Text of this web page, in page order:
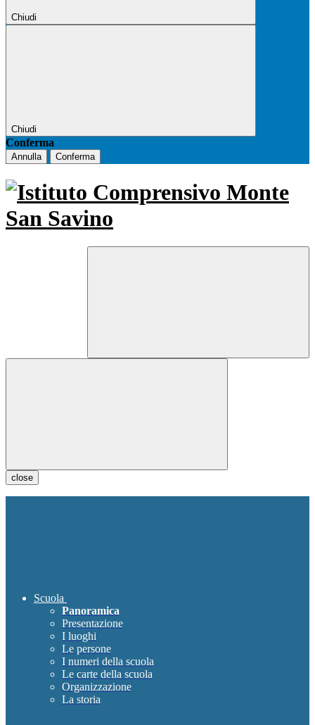
Chiudi
Chiudi
Conferma
Annulla Conferma
close
Scuola
Panoramica
Presentazione
I luoghi
Le persone
I numeri della scuola
Le carte della scuola
Organizzazione
La storia